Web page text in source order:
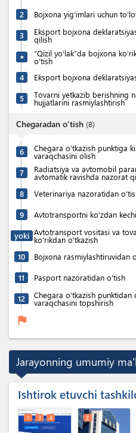
2 Bojxona yig’imlari uchun
3 Eksport bojxona
qilish
★ “Qizil yo‘lak”da bojxona
o'tish
4 Eksport bojxona
5 Tovarni yetkazib berishning
hujjatlarini rasmiylashtirish
Chegaradan o'tish (8)
6 Chegara o’tkazish punktiga
varaqchasini olish
7
Radiatsiya va avtomobil
avtomatik ravishda nazorat
8
Veterinariya nazoratidan
9 Avtotransportni ko'zdan
yoki Avtotransport vositasi va
ko'rikdan o'tkazish
10
Bojxona rasmiylashtiruvidan
11 Pasport nazoratidan o'tish
12 Chegara o‘tkazish punktidan
varaqchasini topshirish
flag
Jarayonning umumiy
Ishtirok etuvchi
1 3 4 2